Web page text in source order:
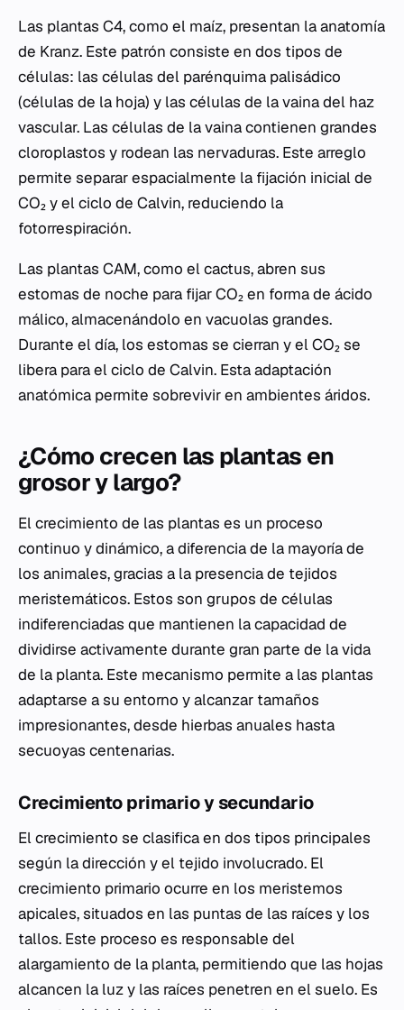
Las plantas C4, como el maíz, presentan la anatomía
de Kranz. Este patrón consiste en dos tipos de
células: las células del parénquima palisádico
(células de la hoja) y las células de la vaina del haz
vascular. Las células de la vaina contienen grandes
cloroplastos y rodean las nervaduras. Este arreglo
permite separar espacialmente la fijación inicial de
CO₂ y el ciclo de Calvin, reduciendo la
fotorrespiración.
Las plantas CAM, como el cactus, abren sus
estomas de noche para fijar CO₂ en forma de ácido
málico, almacenándolo en vacuolas grandes.
Durante el día, los estomas se cierran y el CO₂ se
libera para el ciclo de Calvin. Esta adaptación
anatómica permite sobrevivir en ambientes áridos.
¿Cómo crecen las plantas en
grosor y largo?
El crecimiento de las plantas es un proceso
continuo y dinámico, a diferencia de la mayoría de
los animales, gracias a la presencia de tejidos
meristemáticos. Estos son grupos de células
indiferenciadas que mantienen la capacidad de
dividirse activamente durante gran parte de la vida
de la planta. Este mecanismo permite a las plantas
adaptarse a su entorno y alcanzar tamaños
impresionantes, desde hierbas anuales hasta
secuoyas centenarias.
Crecimiento primario y secundario
El crecimiento se clasifica en dos tipos principales
según la dirección y el tejido involucrado. El
crecimiento primario ocurre en los meristemos
apicales, situados en las puntas de las raíces y los
tallos. Este proceso es responsable del
alargamiento de la planta, permitiendo que las hojas
alcancen la luz y las raíces penetren en el suelo. Es